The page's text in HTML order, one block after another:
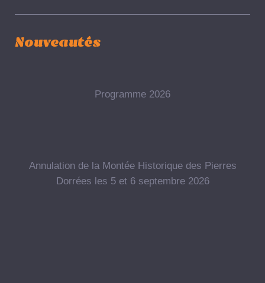
Nouveautés
Programme 2026
Annulation de la Montée Historique des Pierres
Dorrées les 5 et 6 septembre 2026